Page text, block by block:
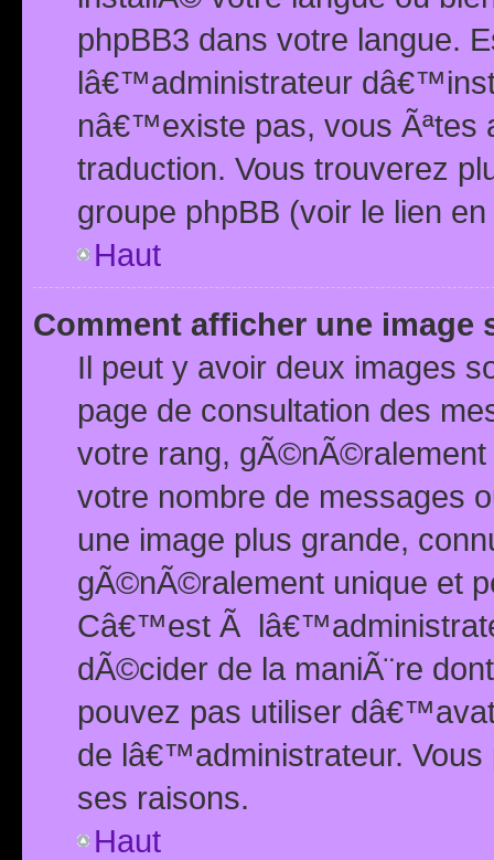
phpBB3 dans votre langue.
lâ€™administrateur
nâ€™existe pas, vous Ãªtes
traduction. Vous trouverez
groupe phpBB (voir le lien
Haut
Comment afficher une image
Il peut y avoir deux images
page de consultation des
votre rang,
votre nombre de messages
une image plus grande,
gÃ©nÃ©ralement unique et
Câ€™est Ã
dÃ©cider de la maniÃ¨re
pouvez pas utiliser
de lâ€™administrateur.
ses raisons.
Haut